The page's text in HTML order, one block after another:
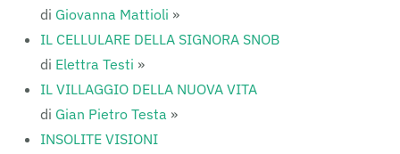
di Giovanna Mattioli »
IL CELLULARE DELLA SIGNORA SNOB
di Elettra Testi »
IL VILLAGGIO DELLA NUOVA VITA
di Gian Pietro Testa »
INSOLITE VISIONI